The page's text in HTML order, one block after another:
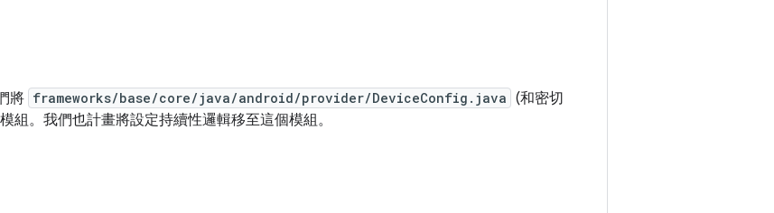
將 frameworks/base/core/java/android/provider/DeviceConfig.java (和密切
組。我們也計畫將設定持續性邏輯移至這個模組。